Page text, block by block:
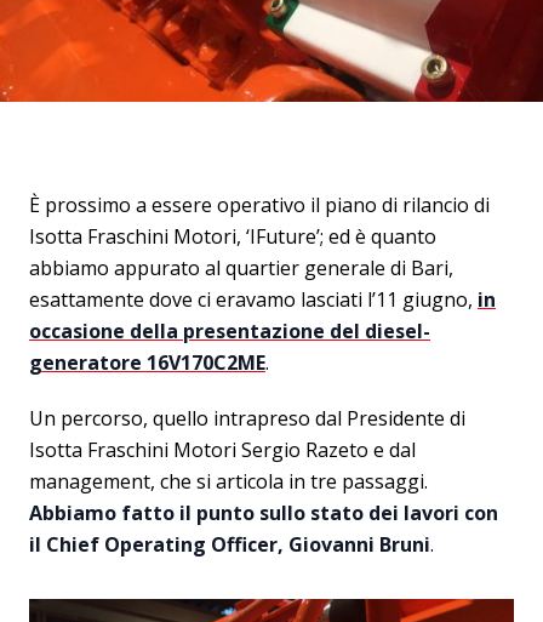
È prossimo a essere operativo il piano di rilancio di
Isotta Fraschini Motori, ‘IFuture’; ed è quanto
abbiamo appurato al quartier generale di Bari,
esattamente dove ci eravamo lasciati l’11 giugno, in
occasione della presentazione del diesel-
generatore 16V170C2ME.
Un percorso, quello intrapreso dal Presidente di
Isotta Fraschini Motori Sergio Razeto e dal
management, che si articola in tre passaggi.
Abbiamo fatto il punto sullo stato dei lavori con
il Chief Operating Officer, Giovanni Bruni.